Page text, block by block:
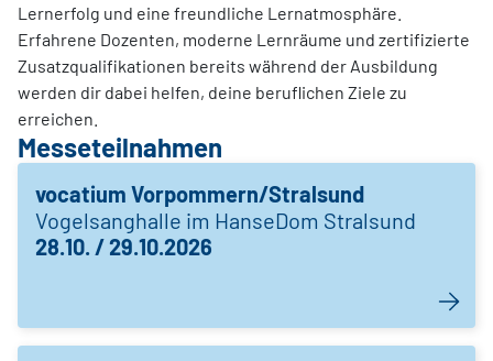
Lernerfolg und eine freundliche Lernatmosphäre.
Erfahrene Dozenten, moderne Lernräume und zertifizierte
Zusatzqualifikationen bereits während der Ausbildung
werden dir dabei helfen, deine beruflichen Ziele zu
erreichen.
Messeteilnahmen
vocatium Vorpommern/Stralsund
Vogelsanghalle im HanseDom Stralsund
28.10. / 29.10.2026